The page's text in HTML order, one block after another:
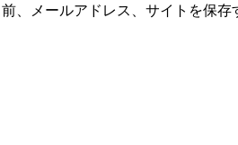
、メールアドレス、サイトを保存